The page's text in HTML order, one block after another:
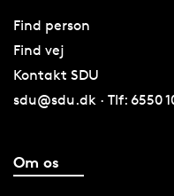
Find person
Find vej
Kontakt SDU
sdu@sdu.dk · Tlf: 6550
Om os